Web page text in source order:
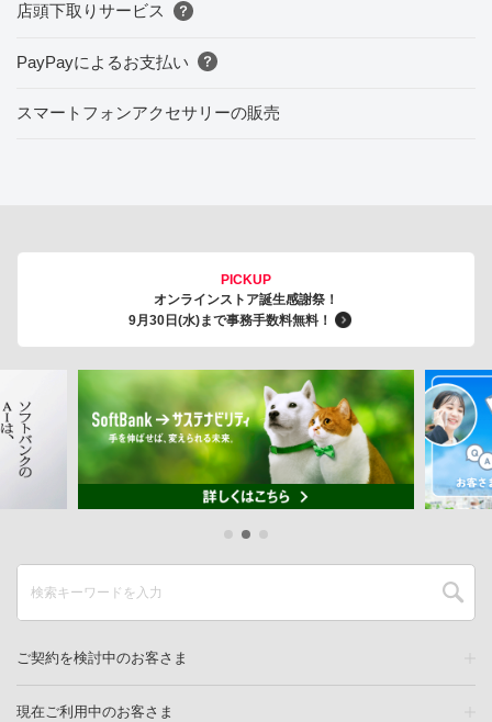
店頭下取りサービス
PayPayによるお支払い
スマートフォンアクセサリーの販売
PICKUP
オンラインストア誕生感謝祭！
9月30日(水)まで事務手数料無料！
ご契約を検討中のお客さま
現在ご利用中のお客さま